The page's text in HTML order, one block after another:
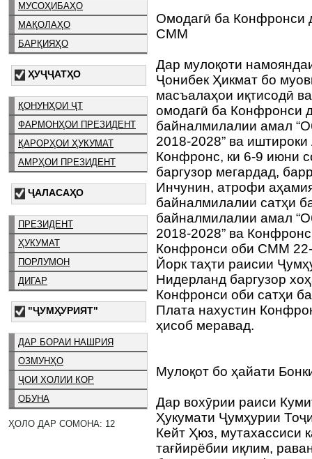
МУСОҲИБАҲО
МАҚОЛАҲО
БАРҚИЯҲО
ҲУҶҶАТҲО
ҚОНУНҲОИ ҶТ
ФАРМОНҲОИ ПРЕЗИДЕНТ
ҚАРОРҲОИ ҲУКУМАТ
АМРҲОИ ПРЕЗИДЕНТ
ҶАЛАСАҲО
ПРЕЗИДЕНТ
ҲУКУМАТ
ПОРЛУМОН
ДИГАР
"ҶУМҲУРИЯТ"
ДАР БОРАИ НАШРИЯ
ОЗМУНҲО
ҶОИ ХОЛИИ КОР
ОБУНА
ҲОЛО ДАР СОМОНА: 12
Омодагӣ ба Конфронси
СММ
Дар мулоқоти
Ҷонибек Ҳикмат бо
масъалаҳои иқтисодӣ
омодагӣ ба Конфронси
байналмилалии амал
2018-2028” ва
Конфронс, ки 6-9 июни
баргузор мегардад,
Инчунин, атрофи
байналмилалии сатҳи
байналмилалии амал
2018-2028” ва
Конфронси оби СММ
Йорк таҳти раисии
Нидерланд баргузор
Конфронси оби сатҳи
Плата нахустин
ҳисоб меравад.
Мулоқот бо ҳайати
Дар вохӯрии раиси
Ҳукумати Ҷумҳурии
Кейт Ҳюз, мутахассиси
тағйирёбии иқлим,